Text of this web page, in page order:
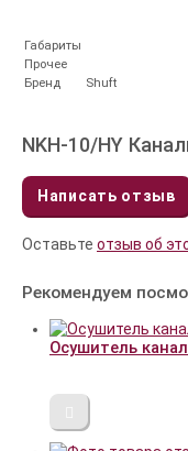
Габариты
Прочее
Бренд
Shuft
NKH-10/HY
Написать отзыв
Оставьте отзыв об
Рекомендуем
Осушитель